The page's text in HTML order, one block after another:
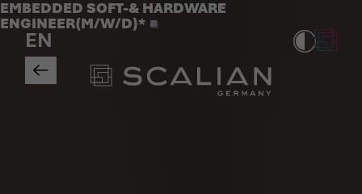
>
EN
Jobs
EMBEDDED SOFT-& HARDWARE
ENGINEER(M/W/D)*